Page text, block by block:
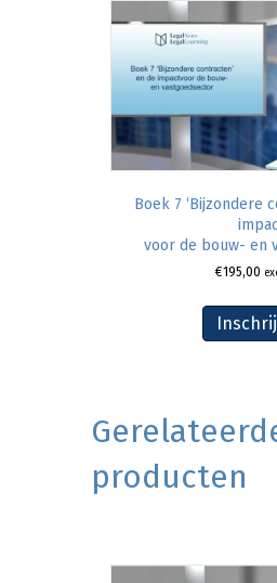
Boek 7 ‘Bijzondere
voor de bouw- en
€195,00
producten